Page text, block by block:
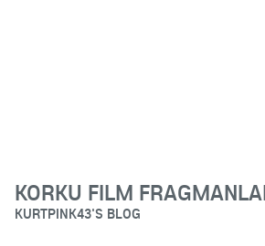
KORKU FILM
KURTPINK43'S BLOG